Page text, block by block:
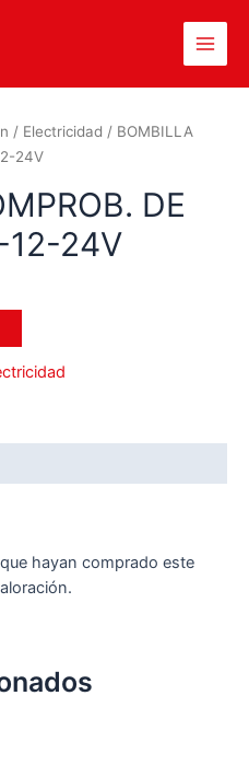
/ Electricidad / BOMBILLA
24V
DE
12-24V
hayan comprado este